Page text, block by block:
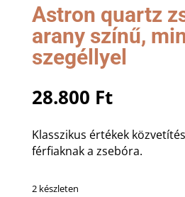
Astron quartz
arany színű,
szegéllyel
28.800 Ft
Klasszikus értékek
férfiaknak a zsebóra.
2 készleten